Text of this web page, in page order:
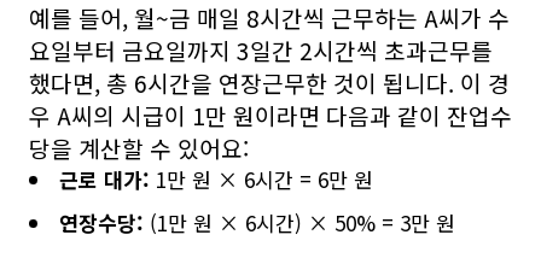
예를 들어, 월~금 매일 8시간씩 근무하는 A씨가 수
요일부터 금요일까지 3일간 2시간씩 초과근무를
했다면, 총 6시간을 연장근무한 것이 됩니다. 이 경
우 A씨의 시급이 1만 원이라면 다음과 같이 잔업수
당을 계산할 수 있어요:
근로 대가: 1만 원 × 6시간 = 6만 원
연장수당: (1만 원 × 6시간) × 50% = 3만 원